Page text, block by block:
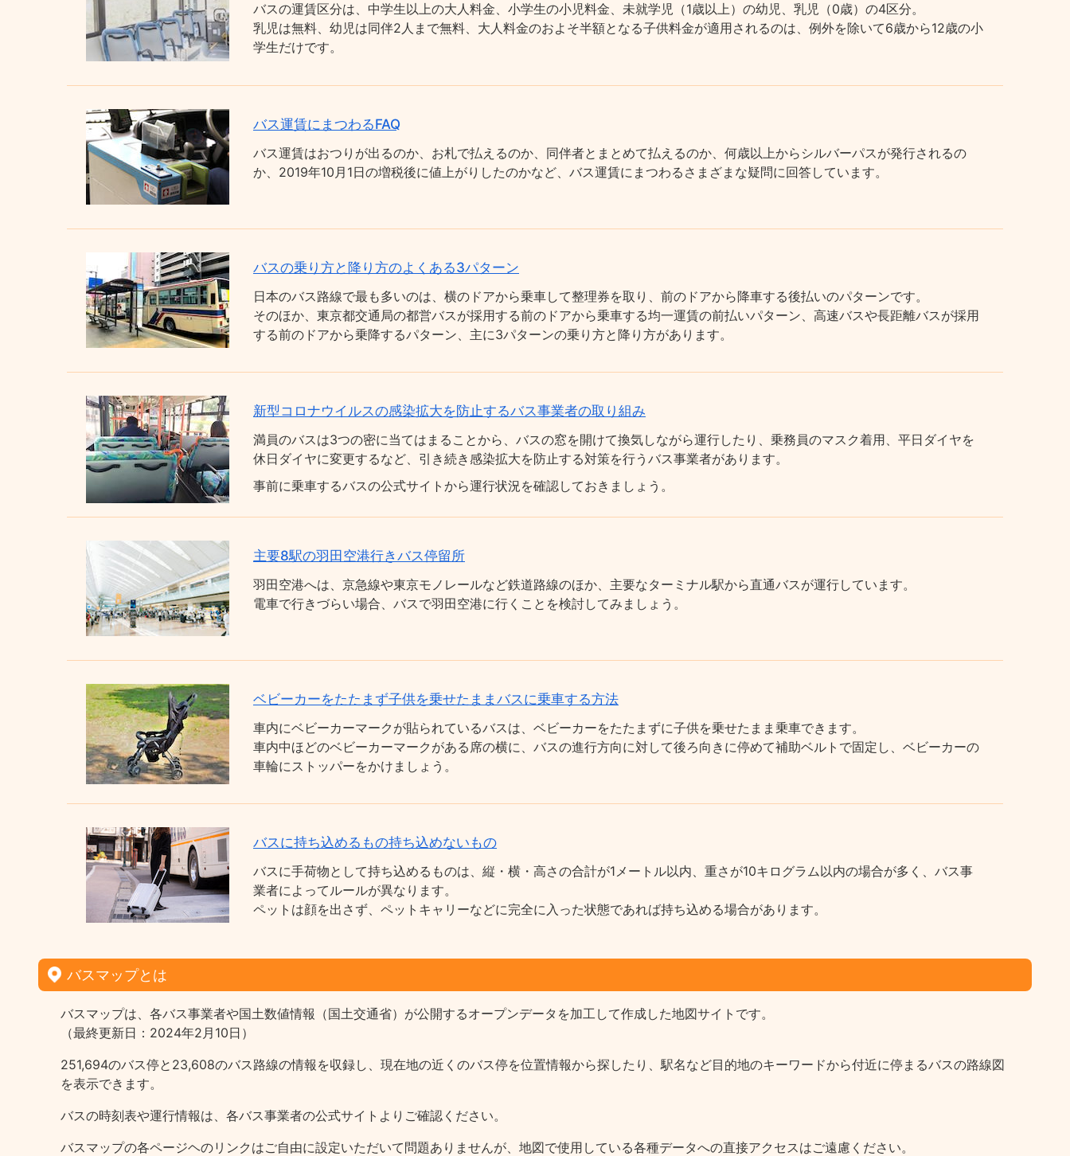
バスの運賃区分は、中学生以上の大人料金、小学生の小児料金、未就学児（1歳以上）の幼児、乳児（0歳）の4区分。
乳児は無料、幼児は同伴2人まで無料、大人料金のおよそ半額となる子供料金が適用されるのは、例外を除いて6歳から12歳の小
学生だけです。
バス運賃にまつわるFAQ
バス運賃はおつりが出るのか、お札で払えるのか、同伴者とまとめて払えるのか、何歳以上からシルバーパスが発行されるの
か、2019年10月1日の増税後に値上がりしたのかなど、バス運賃にまつわるさまざまな疑問に回答しています。
バスの乗り方と降り方のよくある3パターン
日本のバス路線で最も多いのは、横のドアから乗車して整理券を取り、前のドアから降車する後払いのパターンです。
そのほか、東京都交通局の都営バスが採用する前のドアから乗車する均一運賃の前払いパターン、高速バスや長距離バスが採用
する前のドアから乗降するパターン、主に3パターンの乗り方と降り方があります。
新型コロナウイルスの感染拡大を防止するバス事業者の取り組み
満員のバスは3つの密に当てはまることから、バスの窓を開けて換気しながら運行したり、乗務員のマスク着用、平日ダイヤを
休日ダイヤに変更するなど、引き続き感染拡大を防止する対策を行うバス事業者があります。
事前に乗車するバスの公式サイトから運行状況を確認しておきましょう。
主要8駅の羽田空港行きバス停留所
羽田空港へは、京急線や東京モノレールなど鉄道路線のほか、主要なターミナル駅から直通バスが運行しています。
電車で行きづらい場合、バスで羽田空港に行くことを検討してみましょう。
ベビーカーをたたまず子供を乗せたままバスに乗車する方法
車内にベビーカーマークが貼られているバスは、ベビーカーをたたまずに子供を乗せたまま乗車できます。
車内中ほどのベビーカーマークがある席の横に、バスの進行方向に対して後ろ向きに停めて補助ベルトで固定し、ベビーカーの
車輪にストッパーをかけましょう。
バスに持ち込めるもの持ち込めないもの
バスに手荷物として持ち込めるものは、縦・横・高さの合計が1メートル以内、重さが10キログラム以内の場合が多く、バス事
業者によってルールが異なります。
ペットは顔を出さず、ペットキャリーなどに完全に入った状態であれば持ち込める場合があります。
バスマップとは
バスマップは、各バス事業者や国土数値情報（国土交通省）が公開するオープンデータを加工して作成した地図サイトです。
（最終更新日：2024年2月10日）
251,694のバス停と23,608のバス路線の情報を収録し、現在地の近くのバス停を位置情報から探したり、駅名など目的地のキーワードから付近に停まるバスの路線図
を表示できます。
バスの時刻表や運行情報は、各バス事業者の公式サイトよりご確認ください。
バスマップの各ページヘのリンクはご自由に設定いただいて問題ありませんが、地図で使用している各種データへの直接アクセスはご遠慮ください。